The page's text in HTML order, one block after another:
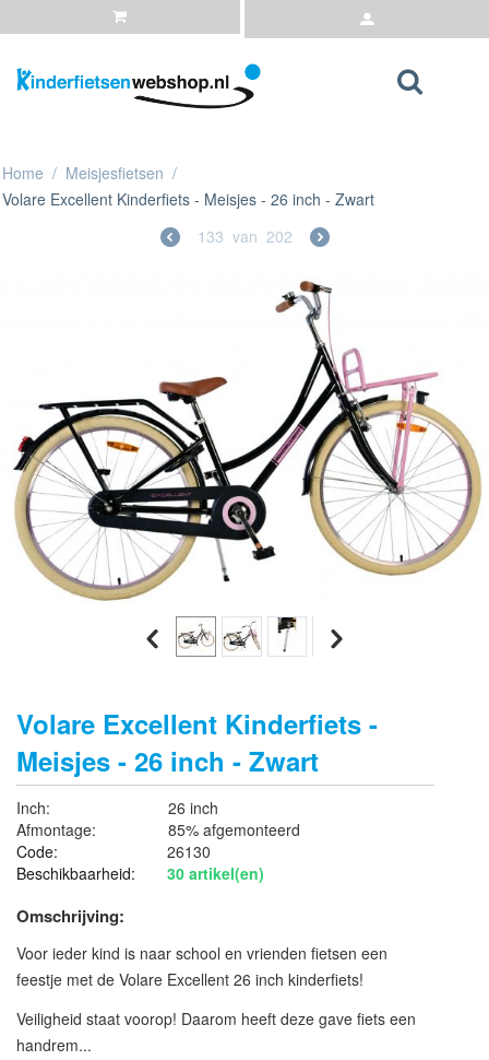
Home / Meisjesfietsen /
Volare Excellent Kinderfiets - Meisjes - 26 inch - Zwart
133 van 202
Volare Excellent Kinderfiets -
Meisjes - 26 inch - Zwart
Inch:
26 inch
Afmontage:
85% afgemonteerd
Code:
26130
Beschikbaarheid:
30 artikel(en)
Omschrijving:
Voor ieder kind is naar school en vrienden fietsen een
feestje met de Volare Excellent 26 inch kinderfiets!
Veiligheid staat voorop! Daarom heeft deze gave fiets een
handrem...